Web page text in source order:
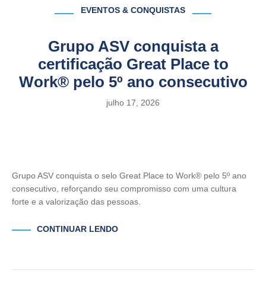
EVENTOS & CONQUISTAS
Grupo ASV conquista a
certificação Great Place to
Work® pelo 5º ano consecutivo
julho 17, 2026
Grupo ASV conquista o selo Great Place to Work® pelo 5º ano
consecutivo, reforçando seu compromisso com uma cultura
forte e a valorização das pessoas.
CONTINUAR LENDO